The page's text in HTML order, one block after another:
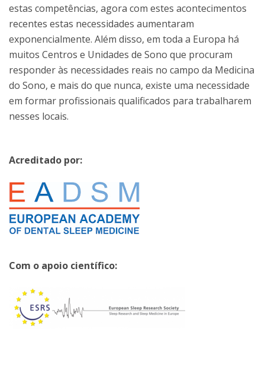
estas competências, agora com estes acontecimentos
recentes estas necessidades aumentaram
exponencialmente. Além disso, em toda a Europa há
muitos Centros e Unidades de Sono que procuram
responder às necessidades reais no campo da Medicina
do Sono, e mais do que nunca, existe uma necessidade
em formar profissionais qualificados para trabalharem
nesses locais.
Acreditado por:
Com o apoio científico: